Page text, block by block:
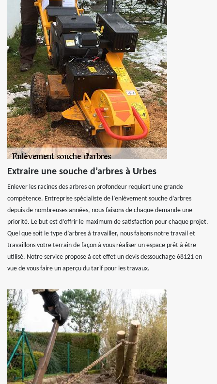
Extraire une souche d’arbres à Urbes
Enlever les racines des arbres en profondeur requiert une grande
compétence. Entreprise spécialiste de l’enlèvement souche d’arbres
depuis de nombreuses années, nous faisons de chaque demande une
priorité. Le but est d’offrir le maximum de satisfaction pour chaque projet.
Quel que soit le type d’arbres à travailler, nous faisons notre travail et
travaillons votre terrain de façon à vous réaliser un espace prêt à être
utilisé. Notre service propose à cet effet un devis dessouchage 68121 en
vue de vous faire un aperçu du tarif pour les travaux.